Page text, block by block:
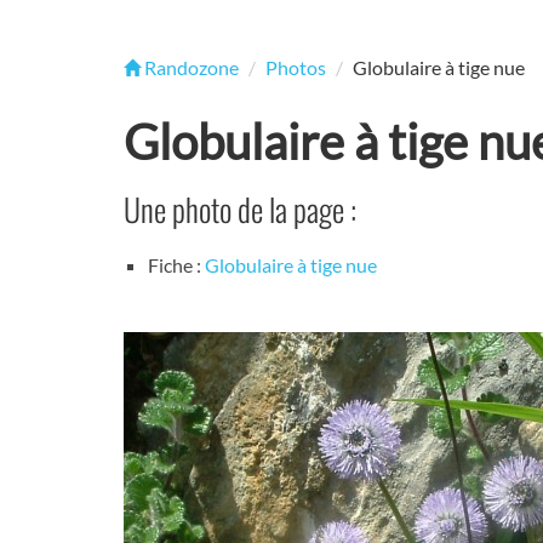
Randozone Photos Globulaire à tige nue
Globulaire à tige
Une photo de la page :
Fiche : Globulaire à tige nue